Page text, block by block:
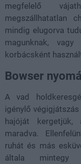
megfelelő
megszállhatatlan
mindig elugorva
magunknak,
korbácsként
Bowser
A vad
igénylő
hajóját kergetjük,
maradva.
ruhát és más
általa mintegy